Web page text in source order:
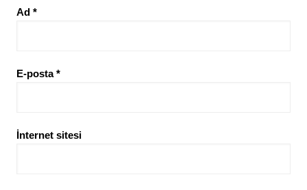
Ad *
E-posta*
İnternet sitesi